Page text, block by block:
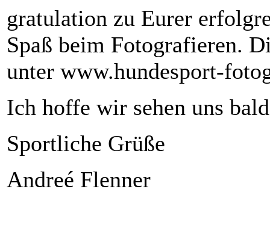
gratulation zu Eurer
Spaß beim Fotografieren.
unter www.hundesport-
Ich hoffe wir sehen uns
Sportliche Grüße
Andreé Flenner